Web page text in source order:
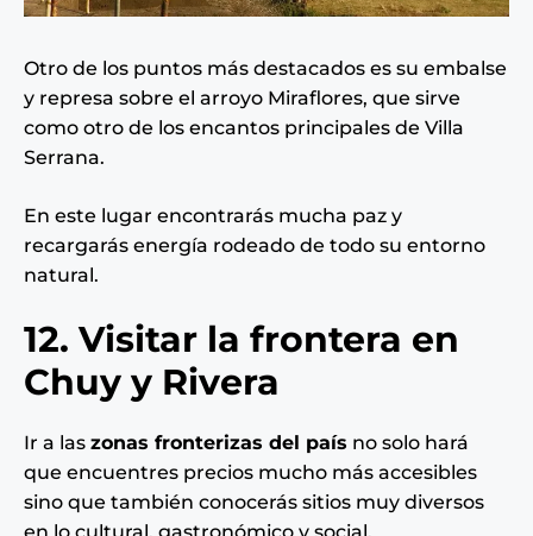
Otro de los puntos más destacados es su embalse
y represa sobre el arroyo Miraflores, que sirve
como otro de los encantos principales de Villa
Serrana.
En este lugar encontrarás mucha paz y
recargarás energía rodeado de todo su entorno
natural.
12. Visitar la frontera en
Chuy y Rivera
Ir a las zonas fronterizas del país no solo hará
que encuentres precios mucho más accesibles
sino que también conocerás sitios muy diversos
en lo cultural, gastronómico y social.